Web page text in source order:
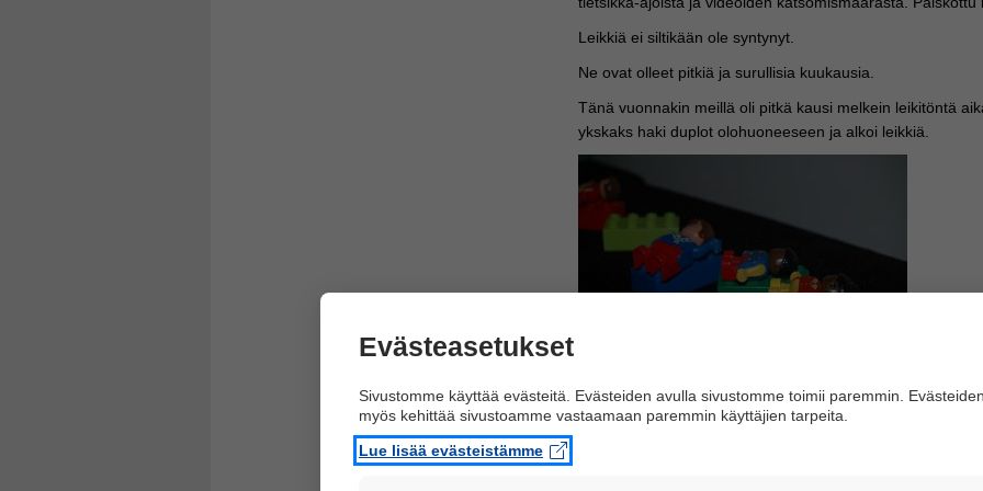
Leikkiä ei siltikään ole syntynyt.
Ne ovat olleet pitkiä ja surullisia kuukausia.
Tänä vuonnakin meillä oli pitkä kausi melkein leikitöntä
ykskaks haki duplot olohuoneeseen ja alkoi leikkiä.
sängyiksi ja sinne laitettiin "aikuisia" nukkumaan
Evästeasetukset
Sivustomme käyttää evästeitä. Evästeiden avulla sivustomme toimii paremmin.
myös kehittää sivustoamme vastaamaan paremmin käyttäjien tarpeita.
Lue lisää evästeistämme